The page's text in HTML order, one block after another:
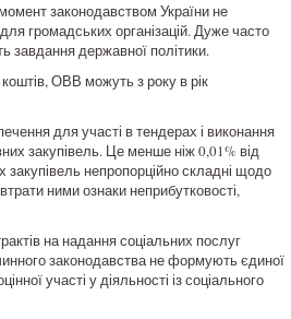
законодавством України не
громадських організацій. Дуже часто
завдання державної політики.
ОВВ можуть з року в рік
для участі в тендерах і виконання
закупівель. Це менше ніж 0,01% від
закупівель непропорційно складні щодо
ними ознаки неприбутковості,
на надання соціальних послуг
законодавства не формують єдиної
участі у діяльності із соціального